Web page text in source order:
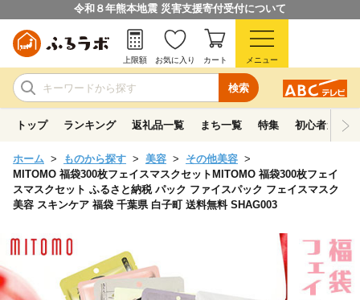
令和８年熊本地震 災害支援寄付受付について
検索
上限額 お気に入り カート メニュー
トップ ランキング 返礼品一覧 まち一覧 特集 初心者ガイド
ホーム ものから探す 美容
その他美容
MITOMO 福袋300枚フェイスマスクセットMITOMO 福袋300枚フェイ
スマスクセット ふるさと納税 パック ファイスパック フェイスマスク
美容 スキンケア 福袋 千葉県 白子町 送料無料 SHAG003